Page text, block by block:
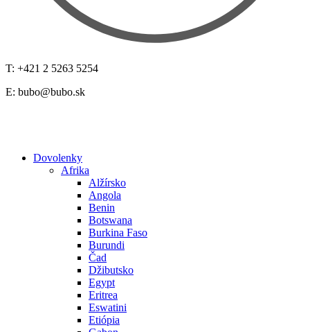
T: +421 2 5263 5254
E: bubo@bubo.sk
Dovolenky
Afrika
Alžírsko
Angola
Benin
Botswana
Burkina Faso
Burundi
Čad
Džibutsko
Egypt
Eritrea
Eswatini
Etiópia